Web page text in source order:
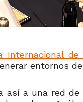
Internacional de
entornos
así a una red